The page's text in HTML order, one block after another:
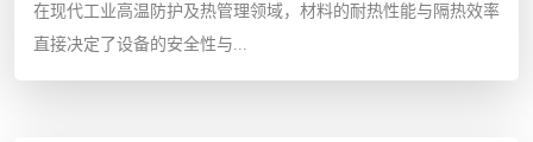
在现代工业高温防护及热管理领域，材料的耐热性能与隔热效率
直接决定了设备的安全性与...